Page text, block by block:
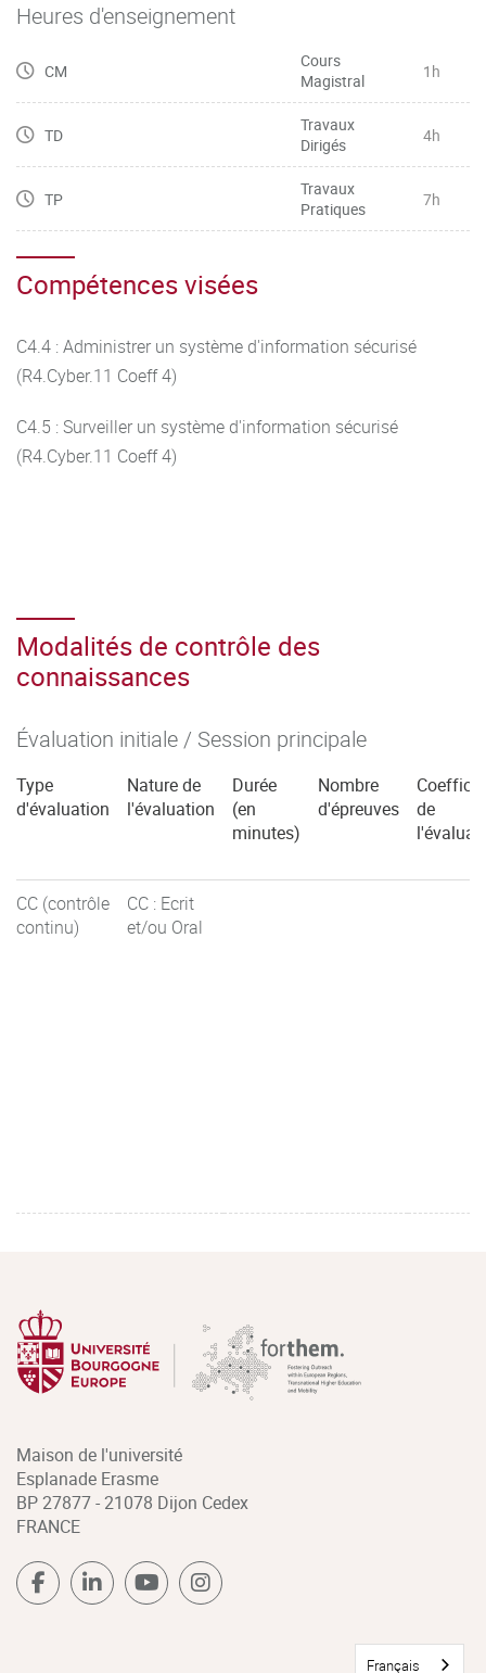
Heures d'enseignement
CM
Cours
Magistral
1h
TD
Travaux
Dirigés
4h
TP
Travaux
Pratiques
7h
Compétences visées
C4.4 : Administrer un système d'information sécurisé
(R4.Cyber.11 Coeff 4)
C4.5 : Surveiller un système d'information sécurisé
(R4.Cyber.11 Coeff 4)
Modalités de contrôle des
connaissances
Évaluation initiale / Session principale
Type
d'évaluation
Nature de
l'évaluation
Durée
(en
minutes)
Nombre
d'épreuves
de
CC (contrôle
continu)
CC : Ecrit
et/ou Oral
Maison de l'université
Esplanade Erasme
BP 27877 - 21078 Dijon Cedex
FRANCE
Français